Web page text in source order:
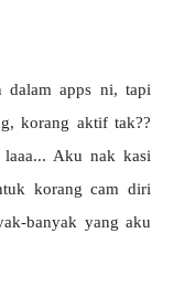
dalam apps ni, tapi
korang aktif tak??
laaa... Aku nak kasi
korang cam diri
banyak yang aku